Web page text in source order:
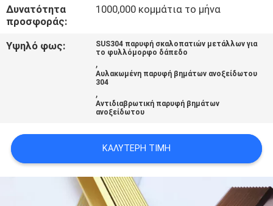
ΠΕΡΙΠΤΏΣΕΙΣ
Δυνατότητα
προσφοράς:
1000,000 κομμάτια το μήνα
Υψηλό φως:
SUS304 παρυφή σκαλοπατιών μετάλλων για
το φυλλόμορφο δάπεδο
,
Αυλακωμένη παρυφή βημάτων ανοξείδωτου
304
,
Αντιδιαβρωτική παρυφή βημάτων
ανοξείδωτου
ΚΑΛΎΤΕΡΗ ΤΙΜΉ